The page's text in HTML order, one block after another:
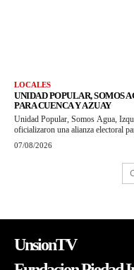
LOCALES
UNIDAD POPULAR, SOMOS
PARA CUENCA Y AZUAY
Unidad Popular, Somos Agua,
oficializaron una alianza electoral
07/08/2026
UnsionTV